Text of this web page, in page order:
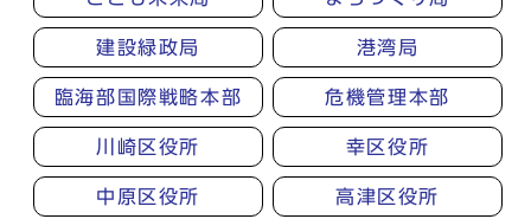
建設緑政局 港湾局
臨海部国際戦略本部 危機管理本部
川崎区役所 幸区役所
中原区役所 高津区役所